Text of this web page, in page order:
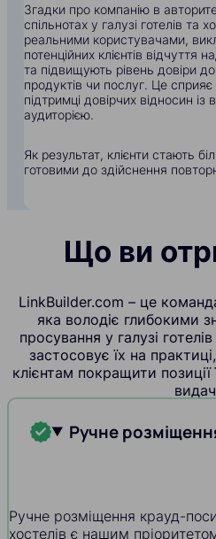
Згадки про компанію в
спільнотах у галузі готелів та
реальними користувачами,
потенційних клієнтів відчуття
та підвищують рівень довіри
продуктів чи послуг. Це
підтримці довірчих відносин
аудиторією.
Як результат, клієнти стають
готовими до здійснення
Що ви
LinkBuilder.com – це
яка володіє глибокими
просування у галузі
застосовує їх на
клієнтам покращити позиції
Ручне
Ручне розміщення крауд-
хостелів є нашим